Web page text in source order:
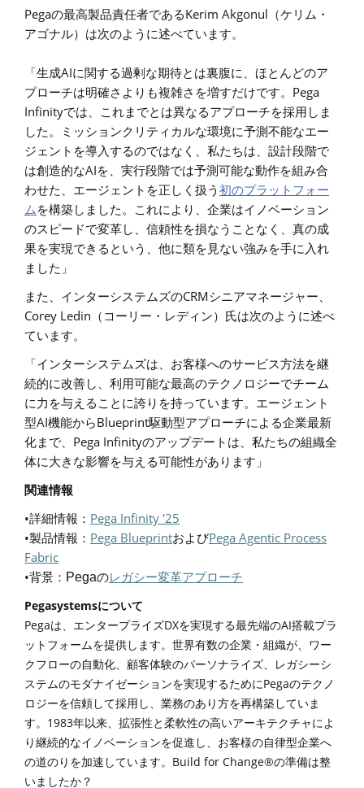
Pegaの最高製品責任者であるKerim Akgonul （ケリム・
アゴナル）は次のように述べています。
「生成AIに関する過剰な期待とは裏腹に、ほとんどのア
プローチは明確さよりも複雑さを増すだけです。 Pega
Infinityでは、これまでとは異なるアプローチを採用しま
した。ミッションクリティカルな環境に予測不能なエー
ジェントを導入するのではなく、私たちは、設計段階で
は創造的なAIを、実行段階では予測可能な動作を組み合
わせた、エージェントを正しく扱う 初のプラットフォー
ム を構築しました。これにより、企業はイノベーション
のスピードで変革し、信頼性を損なうことなく、真の成
果を実現できるという、他に類を見ない強みを手に入れ
ました」
また、インターシステムズのCRMシニアマネージャー、
Corey Ledin （コーリー・レディン）氏は次のように述べ
ています。
「インターシステムズは、お客様へのサービス方法を継
続的に改善し、利用可能な最高のテクノロジーでチーム
に力を与えることに誇りを持っています。エージェント
型AI機能からBlueprint駆動型アプローチによる企業最新
化まで、 Pega Infinityのアップデートは、私たちの組織全
体に大きな影響を与える可能性があります」
関連情報
•詳細情報 ： Pega Infinity '25
•製品情報 ： Pega BlueprintおよびPega Agentic Process
Fabric
•背景 ： Pegaのレガシー変革アプローチ
Pegasystemsについて
Pegaは、エンタープライズDXを実現する最先端のAI搭載プラ
ットフォームを提供します。世界有数の企業・組織が、ワー
クフローの自動化、顧客体験のパーソナライズ、レガシーシ
ステムのモダナイゼーションを実現するためにPegaのテクノ
ロジーを信頼して採用し、業務のあり方を再構築していま
す。 1983年以来、拡張性と柔軟性の高いアーキテクチャによ
り継続的なイノベーションを促進し、お客様の自律型企業へ
の道のりを加速しています。 Build for Change®の準備は整
いましたか？